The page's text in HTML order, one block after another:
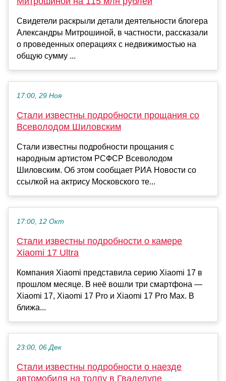
Свидетели раскрыли детали деятельности блогера
Александры Митрошиной, в частности, рассказали
о проведенных операциях с недвижимостью на
общую сумму ...
17:00, 29 Ноя
Стали известны подробности прощания со
Всеволодом Шиловским
Стали известны подробности прощания с
народным артистом РСФСР Всеволодом
Шиловским. Об этом сообщает РИА Новости со
ссылкой на актрису Московского те...
17:00, 12 Окт
Стали известны подробности о камере
Xiaomi 17 Ultra
Компания Xiaomi представила серию Xiaomi 17 в
прошлом месяце. В неё вошли три смартфона —
Xiaomi 17, Xiaomi 17 Pro и Xiaomi 17 Pro Max. В
ближа...
23:00, 06 Дек
Стали известны подробности о наезде
автомобиля на толпу в Гваделупе